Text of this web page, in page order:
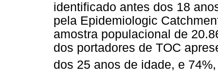
identificado antes dos 18
pela Epidemiologic
amostra populacional de
dos portadores de TOC
dos 25 anos de idade, e